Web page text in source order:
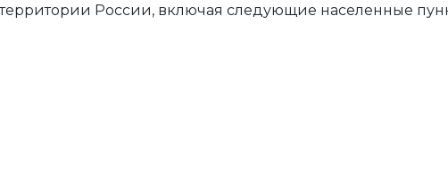
России, включая следующие населенные